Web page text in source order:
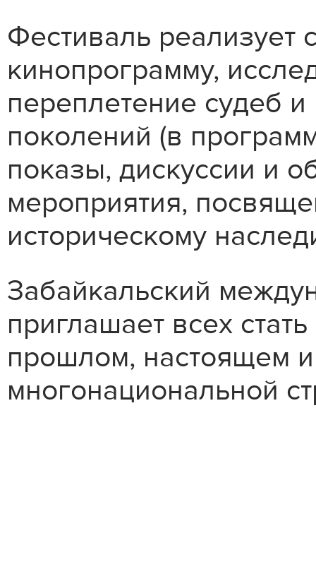
Фестиваль
кинопрограмму,
переплетение судеб
поколений (в
показы, дискуссии и
мероприятия,
историческому
Забайкальский
приглашает всех
прошлом, настоящем
многонациональной